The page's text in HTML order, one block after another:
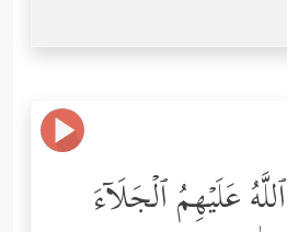
عَلَیۡهِمُ ٱلۡجَلَاۤءَ